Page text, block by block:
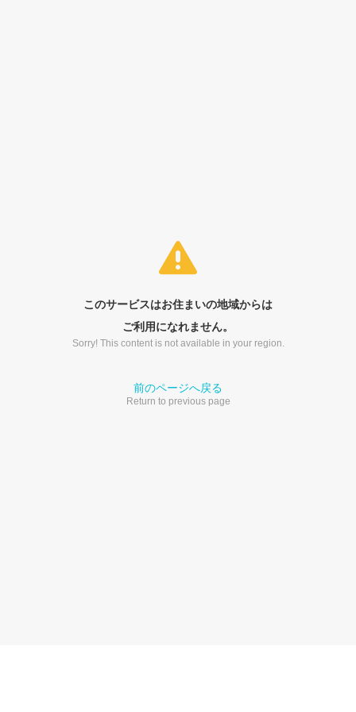
このサービスはお住まいの地域からは
ご利用になれません。
Sorry! This content is not available in your region.
前のページへ戻る
Return to previous page